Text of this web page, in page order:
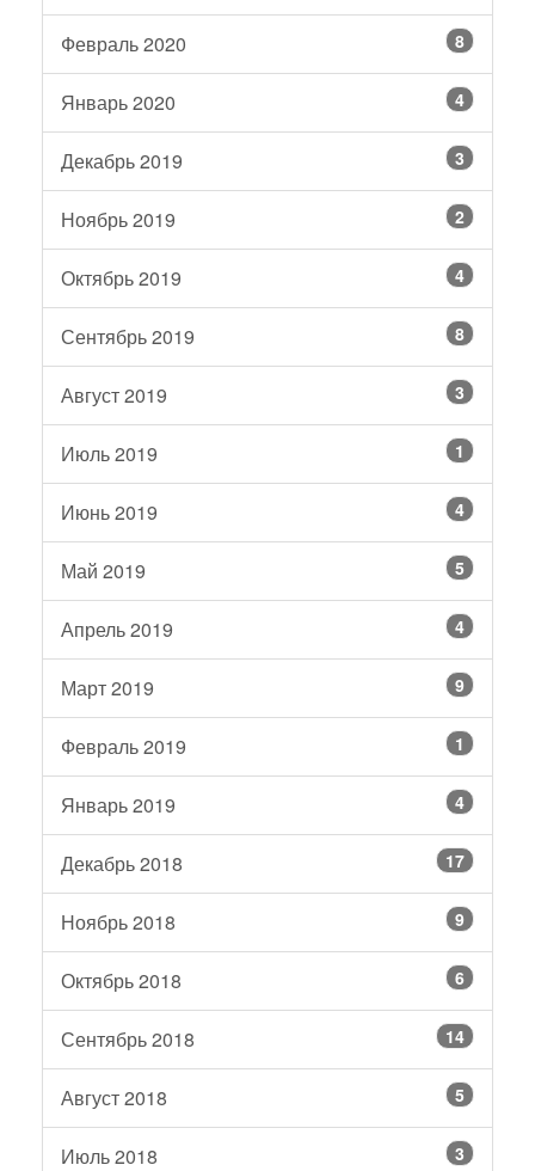
Февраль 2020 8
Январь 2020 4
Декабрь 2019 3
Ноябрь 2019 2
Октябрь 2019 4
Сентябрь 2019 8
Август 2019 3
Июль 2019 1
Июнь 2019 4
Май 2019 5
Апрель 2019 4
Март 2019 9
Февраль 2019 1
Январь 2019 4
Декабрь 2018 17
Ноябрь 2018 9
Октябрь 2018 6
Сентябрь 2018 14
Август 2018 5
Июль 2018 3